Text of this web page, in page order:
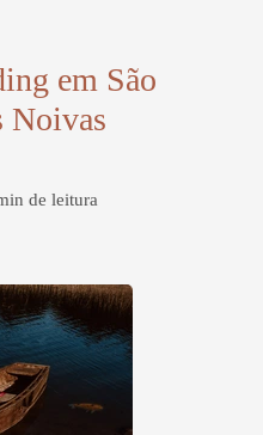
em São
Noivas
de leitura